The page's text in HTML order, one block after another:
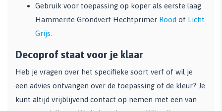
Gebruik voor toepassing op koper als eerste laag
Hammerite Grondverf Hechtprimer Rood of Licht
Grijs
Decoprof staat voor je klaar
Heb je vragen over het specifieke soort verf of wil je
een advies ontvangen over de toepassing of de kleur? Je
kunt altijd vrijblijvend contact op nemen met een van